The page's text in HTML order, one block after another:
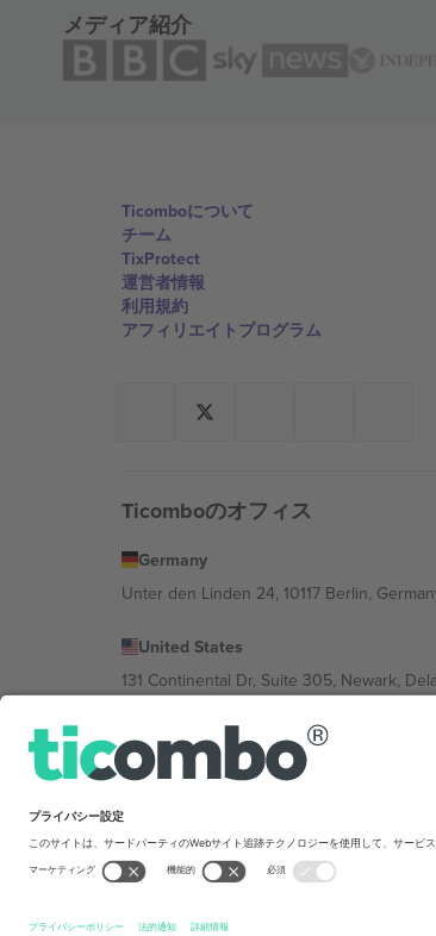
メディア紹介
Ticomboについて
チーム
TixProtect
運営者情報
利用規約
アフィリエイトプログラム
Ticomboのオフィス
Germany
Unter den Linden 24, 10117 Berlin,
United States
131 Continental Dr, Suite 305, Newark,
Bulgaria
Regus Sofia City West, bul Totleben 53-55,
Av Chapultepec 360, Roma Norte,
を禁じます.